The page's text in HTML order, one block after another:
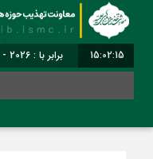
15:02:15 برابر با : Sunday - 9 August - 2026